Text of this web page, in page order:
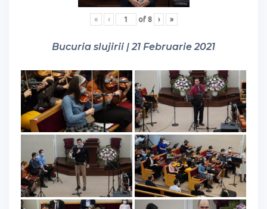
« ‹ of 8 › »
Bucuria slujirii | 21 Februarie 2021